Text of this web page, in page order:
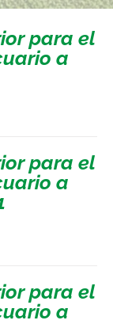
para el
a
para el
a
para el
a